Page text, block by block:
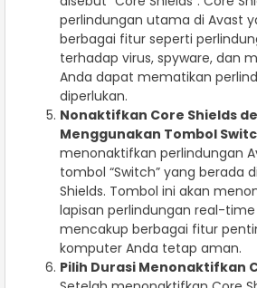
perlindungan utama di Avast
berbagai fitur seperti
terhadap virus, spyware, dan
Anda dapat mematikan
diperlukan.
Nonaktifkan Core Shields
Menggunakan Tombol
menonaktifkan perlindungan
tombol “Switch” yang berada
Shields. Tombol ini akan
lapisan perlindungan real-
mencakup berbagai fitur
komputer Anda tetap aman.
Pilih Durasi Menonaktifkan